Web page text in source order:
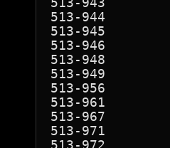
513-944
513-945
513-946
513-948
513-949
513-956
513-961
513-967
513-971
513-972